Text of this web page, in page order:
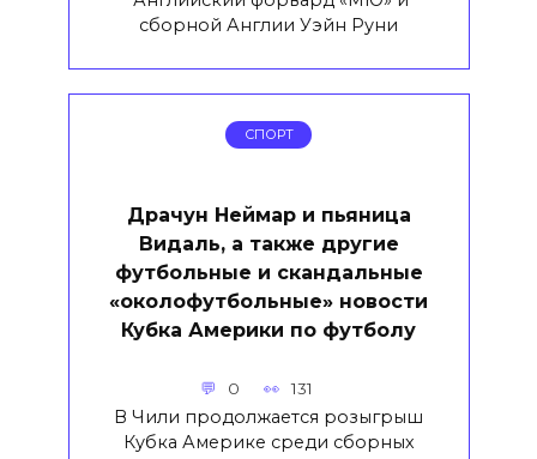
сборной Англии Уэйн Руни
СПОРТ
Драчун Неймар и пьяница
Видаль, а также другие
футбольные и скандальные
«околофутбольные» новости
Кубка Америки по футболу
0 131
В Чили продолжается розыгрыш
Кубка Америке среди сборных